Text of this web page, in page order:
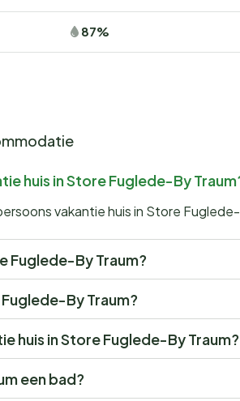
87%
huis in Store Fuglede-By
vakantie huis in Store
Fuglede-By Traum?
By Traum?
huis in Store Fuglede-By Traum?
een bad?